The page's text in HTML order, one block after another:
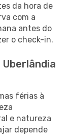
da hora de
com a
antes do
o check-in.
férias à
e natureza
depende